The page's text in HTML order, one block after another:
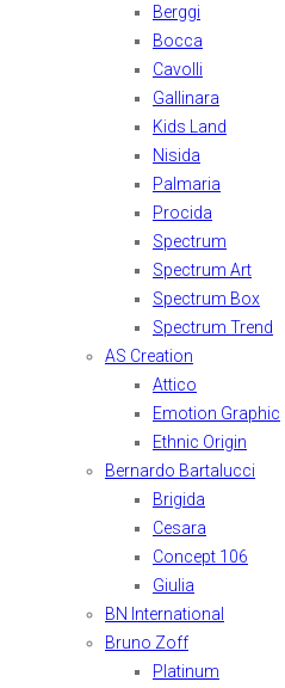
Berggi
Bocca
Cavolli
Gallinara
Kids Land
Nisida
Palmaria
Procida
Spectrum
Spectrum Art
Spectrum Box
Spectrum Trend
AS Creation
Attico
Emotion Graphic
Ethnic Origin
Bernardo Bartalucci
Brigida
Cesara
Concept 106
Giulia
BN International
Bruno Zoff
Platinum